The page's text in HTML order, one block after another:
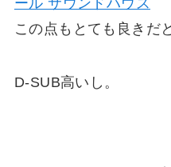
この点もとても良きだ
D-SUB高いし。